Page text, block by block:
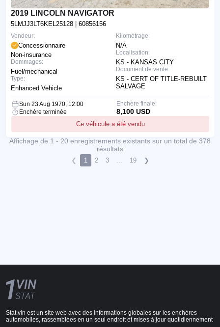
2019 LINCOLN NAVIGATOR
5LMJJ3LT6KEL25128 | 60856156
Kilométrage:
N/A
Localisation:
KS - KANSAS CITY
Document de vente:
KS - CERT OF TITLE-REBUILT
SALVAGE
Vendeur:
Concessionnaire
Non-insurance
Dommages:
Fuel/mechanical
Type:
Enhanced Vehicle
Sun 23 Aug 1970, 12:00
Enchère terminée
Ce véhicule a été vendu
Enchère finale:
8,100 USD
Affichage de 1 - 20 enregistrements existants sur un total de 378
résultats
❮ 1 2 3 19 ❯
Stat.vin est un site web avec des informations globales sur les enchères
automobiles, rassemblées en un seul endroit et mises à jour quotidiennement